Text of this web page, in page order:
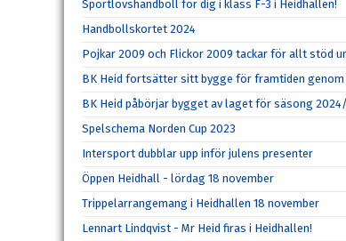
Sportlovshandboll för dig i klass F-3 i Heidhallen!
Handbollskortet 2024
Pojkar 2009 och Flickor 2009 tackar för allt stöd
BK Heid fortsätter sitt bygge för framtiden
BK Heid påbörjar bygget av laget för säsong
Spelschema Norden Cup 2023
Intersport dubblar upp inför julens presenter
Öppen Heidhall - lördag 18 november
Trippelarrangemang i Heidhallen 18 november
Lennart Lindqvist - Mr Heid firas i Heidhallen!